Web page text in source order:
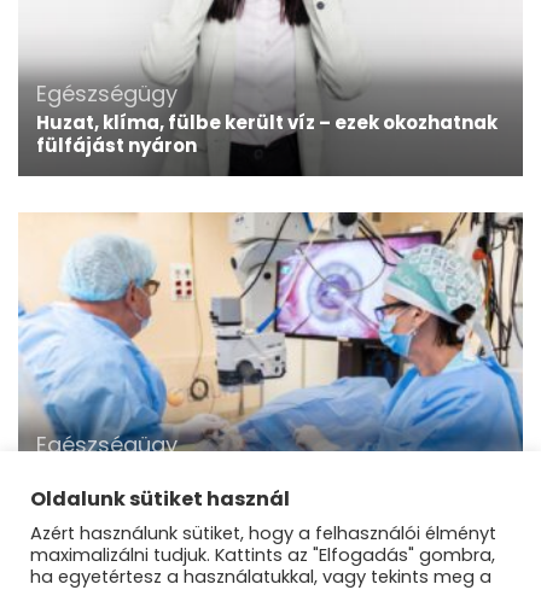
Egészségügy
Huzat, klíma, fülbe került víz – ezek okozhatnak
fülfájást nyáron
Egészségügy
Esztergomban!
Oldalunk sütiket használ
Azért használunk sütiket, hogy a felhasználói élményt
maximalizálni tudjuk. Kattints az "Elfogadás" gombra,
ha egyetértesz a használatukkal, vagy tekints meg a